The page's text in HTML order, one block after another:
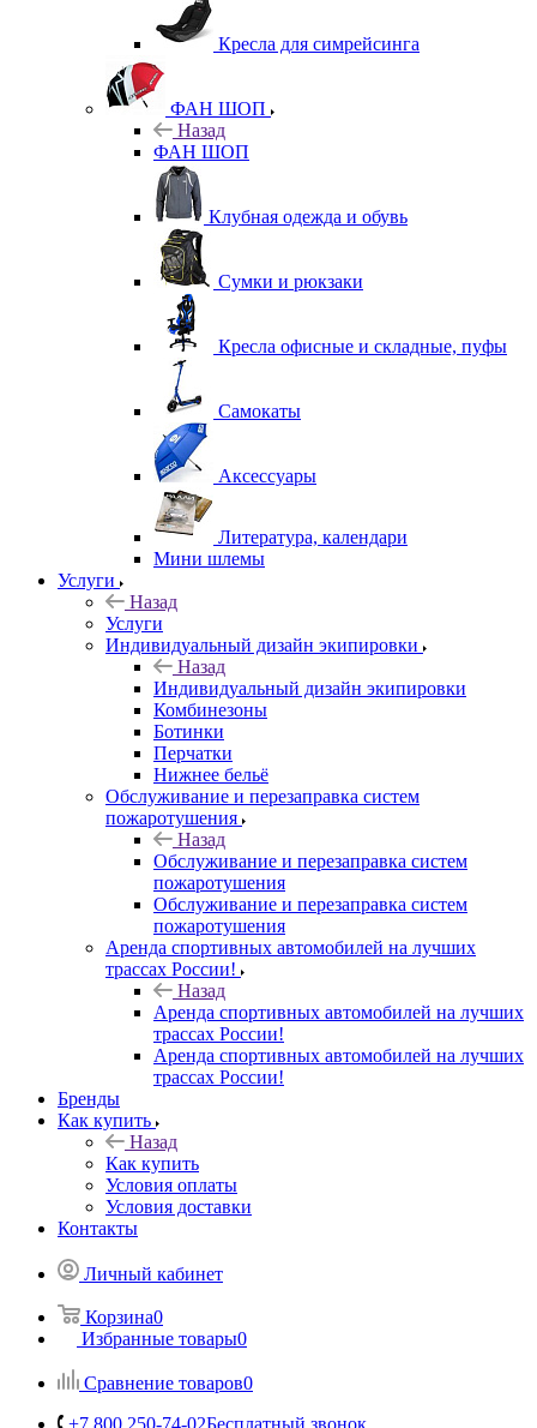
Кресла для симрейсинга
ФАН ШОП
Назад
ФАН ШОП
Клубная одежда и обувь
Сумки и рюкзаки
Кресла офисные и складные, пуфы
Самокаты
Аксессуары
Литература, календари
Мини шлемы
Услуги
Назад
Услуги
Индивидуальный дизайн экипировки
Назад
Индивидуальный дизайн экипировки
Комбинезоны
Ботинки
Перчатки
Нижнее бельё
Обслуживание и перезаправка систем
пожаротушения
Назад
Обслуживание и перезаправка систем
пожаротушения
Обслуживание и перезаправка систем
пожаротушения
Аренда спортивных автомобилей на лучших
трассах России!
Назад
Аренда спортивных автомобилей на лучших
трассах России!
Аренда спортивных автомобилей на лучших
трассах России!
Бренды
Как купить
Назад
Как купить
Условия оплаты
Условия доставки
Контакты
Личный кабинет
Корзина0
Избранные товары0
Сравнение товаров0
+7 800 250-74-02Бесплатный звонок